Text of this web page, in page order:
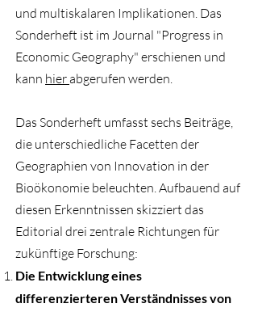
und multiskalaren Implikationen. Das
Sonderheft ist im Journal "Progress in
Economic Geography" erschienen und
kann hierabgerufen werden.
Das Sonderheft umfasst sechs Beiträge,
die unterschiedliche Facetten der
Geographien von Innovation in der
Bioökonomie beleuchten. Aufbauend auf
diesen Erkenntnissen skizziert das
Editorial drei zentrale Richtungen für
zukünftige Forschung:
Die Entwicklung eines
differenzierteren Verständnisses von